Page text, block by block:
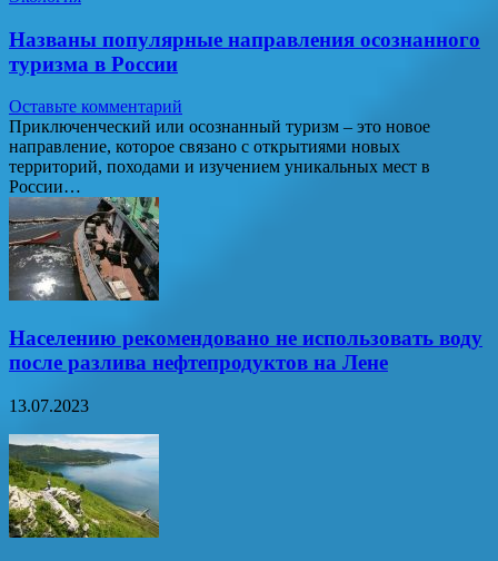
Названы популярные направления осознанного
туризма в России
Оставьте комментарий
Приключенческий или осознанный туризм – это новое
направление, которое связано с открытиями новых
территорий, походами и изучением уникальных мест в
России…
Населению рекомендовано не использовать воду
после разлива нефтепродуктов на Лене
13.07.2023